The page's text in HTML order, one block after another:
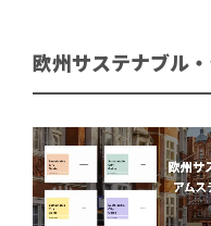
欧州サステナブル